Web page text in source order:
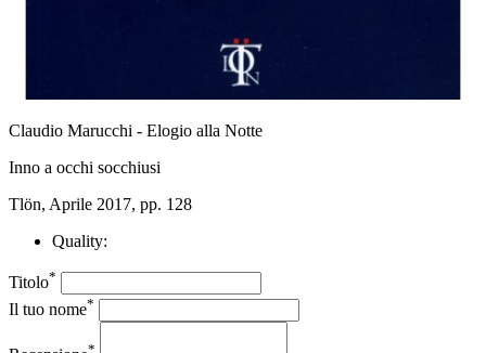
Claudio Marucchi - Elogio alla Notte
Inno a occhi socchiusi
Tlön, Aprile 2017, pp. 128
Quality:
Titolo*
Il tuo nome*
*